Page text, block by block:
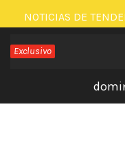
Saltar
al
contenido
NOTICIAS DE
Exclusivo